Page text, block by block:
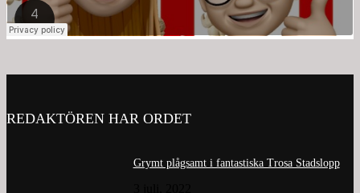
REDAKTÖREN HAR ORDET
Grymt plågsamt i fantastiska Trosa Stadslopp